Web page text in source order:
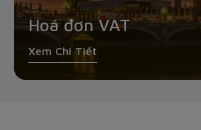
Hoá đơn VAT
Xem Chi Tiết